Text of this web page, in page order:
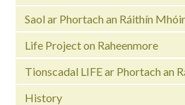
Saol ar Phortach an Ráithín Mhóir
Life Project on Raheenmore
Tionscadal LIFE ar Phortach an
History